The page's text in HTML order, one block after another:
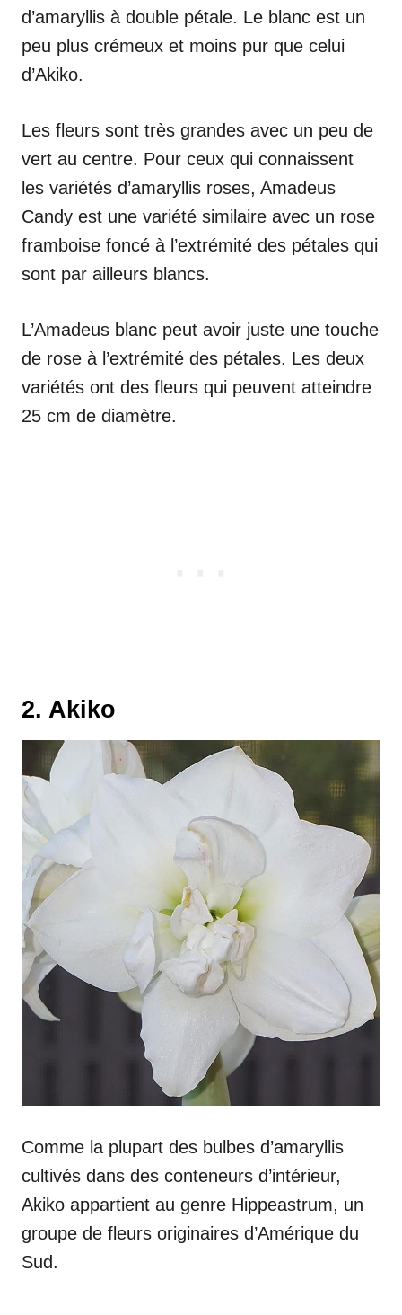
d’amaryllis à double pétale. Le blanc est un
peu plus crémeux et moins pur que celui
d’Akiko.
Les fleurs sont très grandes avec un peu de
vert au centre. Pour ceux qui connaissent
les variétés d’amaryllis roses, Amadeus
Candy est une variété similaire avec un rose
framboise foncé à l’extrémité des pétales qui
sont par ailleurs blancs.
L’Amadeus blanc peut avoir juste une touche
de rose à l’extrémité des pétales. Les deux
variétés ont des fleurs qui peuvent atteindre
25 cm de diamètre.
2. Akiko
Comme la plupart des bulbes d’amaryllis
cultivés dans des conteneurs d’intérieur,
Akiko appartient au genre Hippeastrum, un
groupe de fleurs originaires d’Amérique du
Sud.